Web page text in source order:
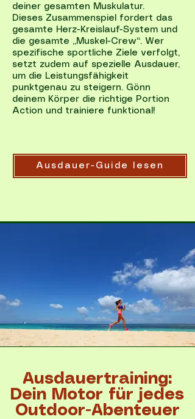
deiner gesamten Muskulatur.
Dieses Zusammenspiel fordert das
gesamte Herz-Kreislauf-System und
die gesamte „Muskel-Crew“. Wer
spezifische sportliche Ziele verfolgt,
setzt zudem auf spezielle Ausdauer,
um die Leistungsfähigkeit
punktgenau zu steigern. Gönn
deinem Körper die richtige Portion
Action und trainiere funktional!
Ausdauer-Guide lesen
Ausdauertraining:
Dein Motor für jedes
Outdoor-Abenteuer